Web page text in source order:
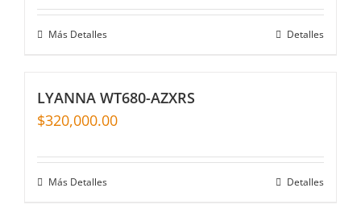
Más Detalles Detalles
LYANNA WT680-AZXRS
$320,000.00
Más Detalles Detalles